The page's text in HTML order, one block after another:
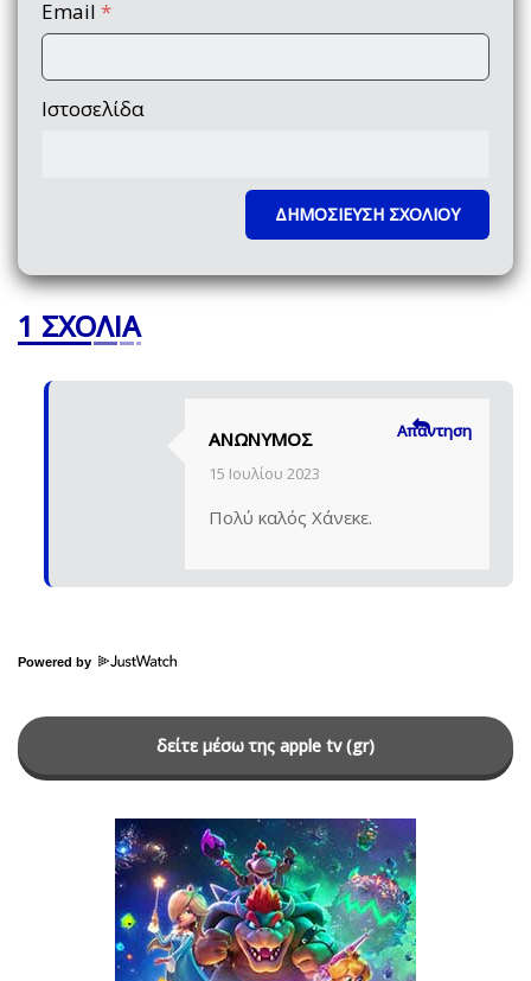
Email *
Ιστοσελίδα
1 ΣΧΌΛΙΑ
ΑΝΏΝΥΜΟΣ
15 Ιουλίου 2023
Πολύ καλός Χάνεκε.
Απάντηση
Powered by
δείτε μέσω της apple tv (gr)